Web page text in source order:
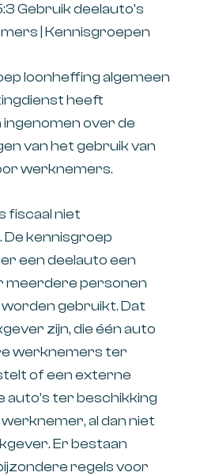
Gebruik deelauto's
| Kennisgroepen
loonheffing algemeen
heeft
over de
van het gebruik van
werknemers.
fiscaal niet
kennisgroep
een deelauto een
meerdere personen
gebruikt. Dat
zijn, die één auto
werknemers ter
of een externe
auto’s ter beschikking
al dan niet
Er bestaan
regels voor